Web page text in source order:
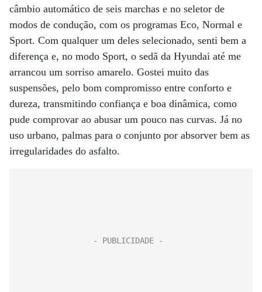
câmbio automático de seis marchas e no seletor de
modos de condução, com os programas Eco, Normal e
Sport. Com qualquer um deles selecionado, senti bem a
diferença e, no modo Sport, o sedã da Hyundai até me
arrancou um sorriso amarelo. Gostei muito das
suspensões, pelo bom compromisso entre conforto e
dureza, transmitindo confiança e boa dinâmica, como
pude comprovar ao abusar um pouco nas curvas. Já no
uso urbano, palmas para o conjunto por absorver bem as
irregularidades do asfalto.